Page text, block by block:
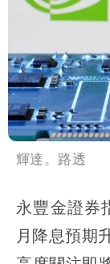
輝達。路透
永豐金證券
月降息預期